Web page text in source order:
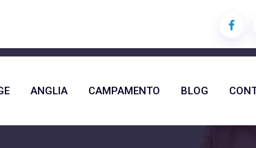
ANGLIA CAMPAMENTO BLOG